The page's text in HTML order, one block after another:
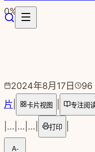
跳转到主要内容
0%
2024年8月17日 96
片
卡片视图 专注阅
... ... ... 打印
A-